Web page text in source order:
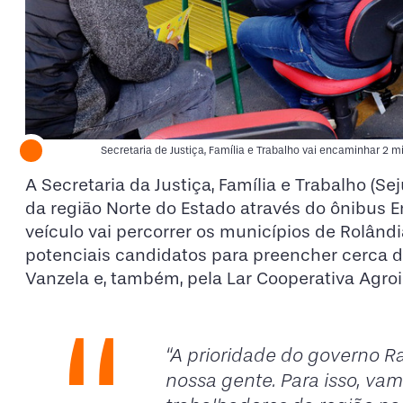
Secretaria de Justiça, Família e Trabalho vai encaminhar 2
A Secretaria da Justiça, Família e Trabalho
da região Norte do Estado através do ônibus
veículo vai percorrer os municípios de
potenciais candidatos para preencher cerca
Vanzela e, também, pela Lar Cooperativa
“A prioridade do governo
nossa gente. Para isso,